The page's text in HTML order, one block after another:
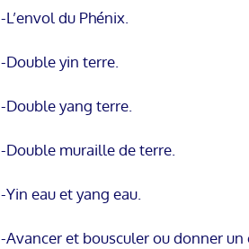
-L’envol du Phénix.
-Double yin terre.
-Double yang terre.
-Double muraille de terre.
-Yin eau et yang eau.
-Avancer et bousculer ou donner un